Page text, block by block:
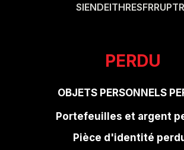
SIENDEITHRESFRRUPT
PERDU
OBJETS PERSONNELS
Portefeuilles et argent
Pièce d'identité